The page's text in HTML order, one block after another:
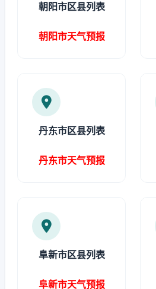
朝阳市区县列表
朝阳市天气预报
丹东市区县列表
丹东市天气预报
阜新市区县列表
阜新市天气预报